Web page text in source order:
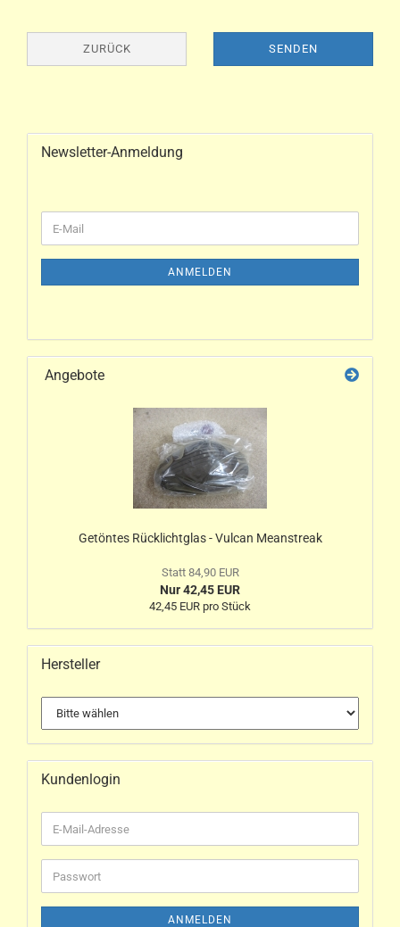
ZURÜCK SENDEN
Newsletter-Anmeldung
ANMELDEN
Angebote
Getöntes Rücklichtglas - Vulcan Meanstreak
Statt 84,90 EUR
Nur 42,45 EUR
42,45 EUR pro Stück
Hersteller
Kundenlogin
ANMELDEN